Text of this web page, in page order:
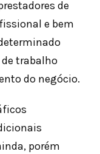
de
e bem
trabalho
do negócio.
porém